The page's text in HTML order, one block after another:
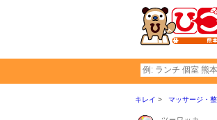
キレイ マッサージ・